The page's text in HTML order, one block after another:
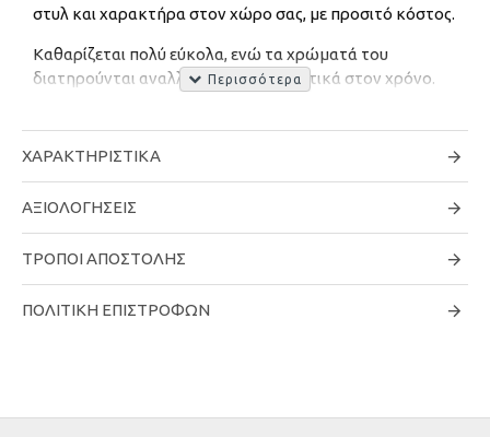
στυλ και χαρακτήρα στον χώρο σας, με προσιτό κόστος.
Καθαρίζεται πολύ εύκολα, ενώ τα χρώματά του
διατηρούνται αναλλοίωτα και ανθεκτικά στον χρόνο.
Υλικό: Πολυπροπυλένιο
Τύπος ύφανσης: Μηχανή
διαφοράς των χρωμάτων οθόνης, ορισμένα χρώματα μπορεί
να διαφέρουν ελαφρώς. Προσπαθούμε να
αντιπροσωπεύουμε με ακρίβεια όλα τα χρώματα χαλιών.
ΧΑΡΑΚΤΗΡΙΣΤΙΚΆ
ΑΞΙΟΛΟΓΉΣΕΙΣ
ΤΡΌΠΟΙ ΑΠΟΣΤΟΛΉΣ
ΠΟΛΙΤΙΚΉ ΕΠΙΣΤΡΟΦΏΝ